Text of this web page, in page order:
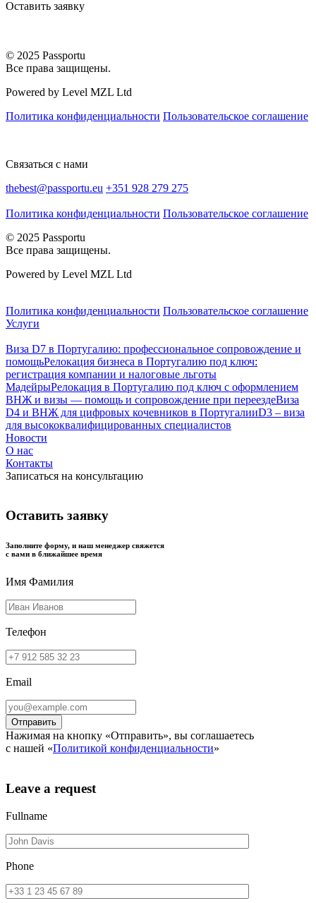
Оставить заявку
© 2025 Passportu
Все права защищены.
Powered by Level MZL Ltd
Политика конфиденциальности Пользовательское соглашение
Связаться с нами
thebest@passportu.eu +351 928 279 275
Политика конфиденциальности Пользовательское соглашение
© 2025 Passportu
Все права защищены.
Powered by Level MZL Ltd
Политика конфиденциальности Пользовательское соглашение
Услуги
Виза D7 в Португалию: профессиональное сопровождение и
помощьРелокация бизнеса в Португалию под ключ:
регистрация компании и налоговые льготы
МадейрыРелокация в Португалию под ключ с оформлением
ВНЖ и визы — помощь и сопровождение при переездеВиза
D4 и ВНЖ для цифровых кочевников в ПортугалииD3 – виза
для высококвалифицированных специалистов
Новости
О нас
Контакты
Записаться на консультацию
Оставить заявку
Заполните форму, и наш менеджер свяжется
с вами в ближайшее время
Имя Фамилия
Телефон
Email
Нажимая на кнопку «Отправить», вы соглашаетесь
с нашей «Политикой конфиденциальности»
Leave a request
Fullname
Phone